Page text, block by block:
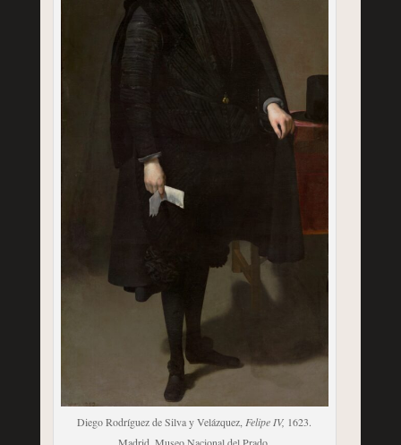
Diego Rodríguez de Silva y Velázquez,Felipe IV, 1623.